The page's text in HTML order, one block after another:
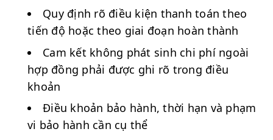
Quy định rõ điều kiện thanh toán theo
tiến độ hoặc theo giai đoạn hoàn thành
Cam kết không phát sinh chi phí ngoài
hợp đồng phải được ghi rõ trong điều
khoản
Điều khoản bảo hành, thời hạn và phạm
vi bảo hành cần cụ thể